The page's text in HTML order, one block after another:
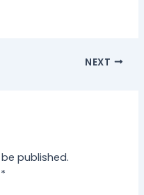
NEXT
published.
*